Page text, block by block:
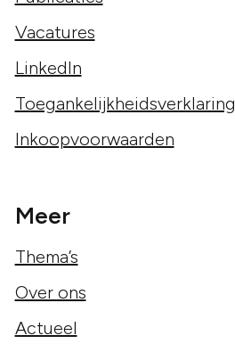
Vacatures
LinkedIn
Toegankelijkheidsverklaring
Inkoopvoorwaarden
Meer
Thema’s
Over ons
Actueel